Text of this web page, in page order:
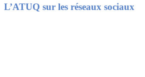
Footer
L’ATUQ sur les réseaux sociaux